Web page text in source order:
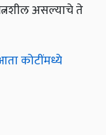
असल्याचे ते
कोटींमध्ये